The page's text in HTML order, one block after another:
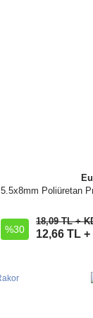
5.5x8mm Poliüretan
%30
18,09 TL +
12,66 TL